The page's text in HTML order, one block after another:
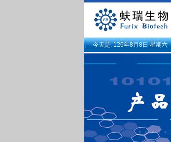
今天是:126年8月8日 星期六